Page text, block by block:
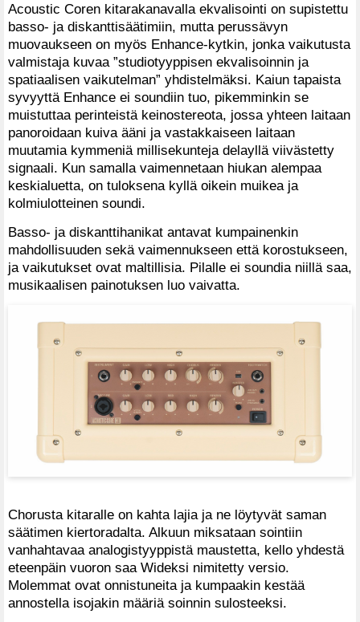
Acoustic Coren kitarakanavalla ekvalisointi on supistettu
basso- ja diskanttisäätimiin, mutta perussävyn
muovaukseen on myös Enhance-kytkin, jonka vaikutusta
valmistaja kuvaa ”studiotyyppisen ekvalisoinnin ja
spatiaalisen vaikutelman” yhdistelmäksi. Kaiun tapaista
syvyyttä Enhance ei soundiin tuo, pikemminkin se
muistuttaa perinteistä keinostereota, jossa yhteen laitaan
panoroidaan kuiva ääni ja vastakkaiseen laitaan
muutamia kymmeniä millisekunteja delayllä viivästetty
signaali. Kun samalla vaimennetaan hiukan alempaa
keskialuetta, on tuloksena kyllä oikein muikea ja
kolmiulotteinen soundi.
Basso- ja diskanttihanikat antavat kumpainenkin
mahdollisuuden sekä vaimennukseen että korostukseen,
ja vaikutukset ovat maltillisia. Pilalle ei soundia niillä saa,
musikaalisen painotuksen luo vaivatta.
Chorusta kitaralle on kahta lajia ja ne löytyvät saman
säätimen kiertoradalta. Alkuun miksataan sointiin
vanhahtavaa analogistyyppistä maustetta, kello yhdestä
eteenpäin vuoron saa Wideksi nimitetty versio.
Molemmat ovat onnistuneita ja kumpaakin kestää
annostella isojakin määriä soinnin sulosteeksi.